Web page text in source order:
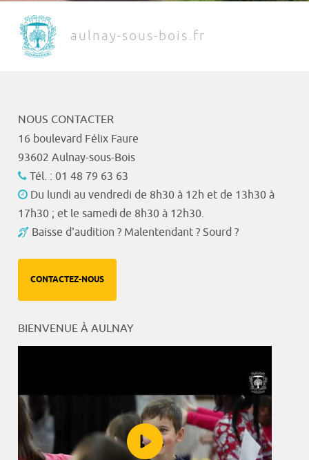
aulnay-sous-bois.fr
NOUS CONTACTER
16 boulevard Félix Faure
93602 Aulnay-sous-Bois
Tél. : 01 48 79 63 63
Du lundi au vendredi de 8h30 à 12h et de 13h30 à
17h30 ; et le samedi de 8h30 à 12h30.
Baisse d'audition ? Malentendant ? Sourd ?
CONTACTEZ-NOUS
BIENVENUE À AULNAY